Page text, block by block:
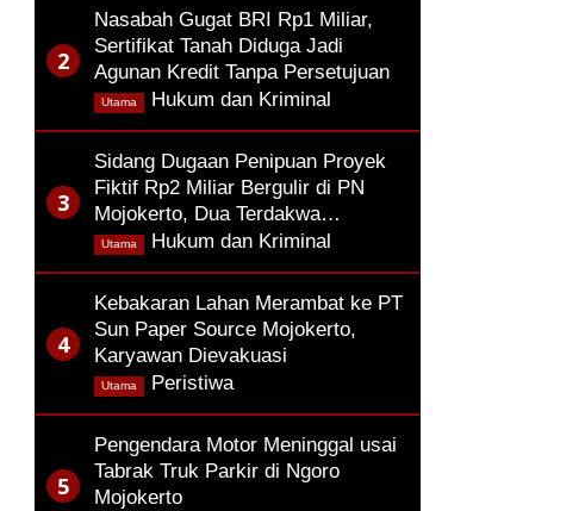
Nasabah Gugat BRI Rp1 Miliar,
Sertifikat Tanah Diduga Jadi
Agunan Kredit Tanpa Persetujuan
Hukum dan Kriminal
Utama
Sidang Dugaan Penipuan Proyek
Fiktif Rp2 Miliar Bergulir di PN
Mojokerto, Dua Terdakwa…
Hukum dan Kriminal
Utama
Kebakaran Lahan Merambat ke PT
Sun Paper Source Mojokerto,
Karyawan Dievakuasi
Peristiwa,
Utama
Pengendara Motor Meninggal usai
Tabrak Truk Parkir di Ngoro
Mojokerto